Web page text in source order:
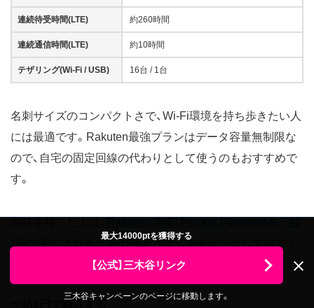
連続待受時間(LTE) 約260時間
連続通信時間(LTE) 約10時間
テザリング(Wi-Fi / USB) 16台 / 1台
名刺サイズのコンパクトさで、Wi-Fi環境を持ち歩きたい人
には最適です。Rakuten最強プランはデータ容量無制限な
ので、自宅の固定回線の代わりとして使うのもおすすめで
す。
で手に入れるための購入ガイドをチェックしてみてく
一括1円で購入する
最大14000ptを獲得する
【公式】三木谷リンク
三木谷キャンペーンのページに移動します。